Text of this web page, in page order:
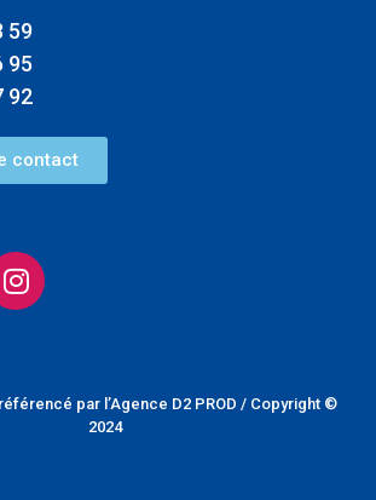
59
95
92
contact
par l’Agence D2 PROD / Copyright ©
2024